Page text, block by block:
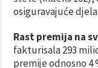
osiguravajuće
Rast premija na
fakturisala 293
premije odnosno 4